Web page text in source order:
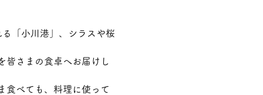
「小川港」、シラスや桜
皆さまの食卓へお届けし
食べても、料理に使って